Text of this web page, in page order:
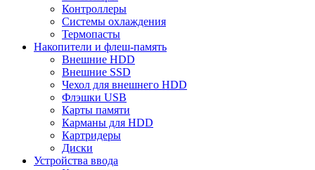
Контроллеры
Системы охлаждения
Термопасты
Накопители и флеш-память
Внешние HDD
Внешние SSD
Чехол для внешнего HDD
Флэшки USB
Карты памяти
Карманы для HDD
Картридеры
Диски
Устройства ввода